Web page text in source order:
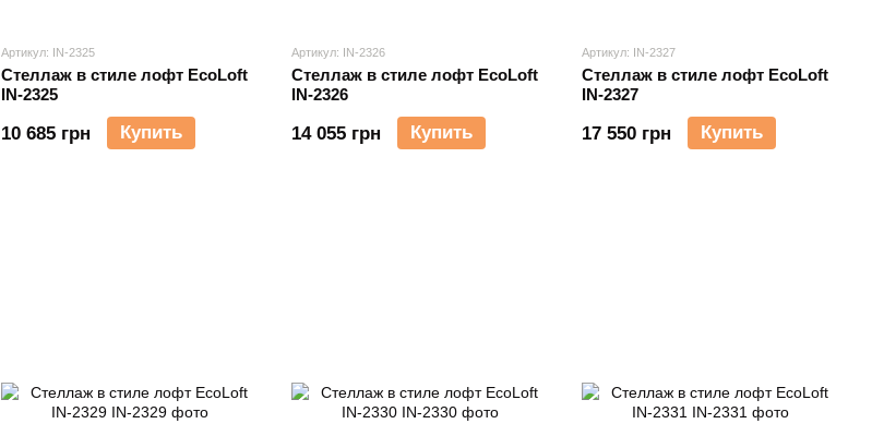
Артикул: IN-2325
Стеллаж в стиле лофт EcoLoft
IN-2325
10 685 грн Купить
Артикул: IN-2326
Стеллаж в стиле лофт EcoLoft
IN-2326
14 055 грн Купить
Артикул: IN-2327
Стеллаж в стиле лофт EcoLoft
IN-2327
17 550 грн Купить